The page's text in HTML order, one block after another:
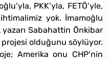
PKK’yla, FETÖ’yle,
yok. İmamoğlu
yazarı Sabahattin Önkibar
olduğunu söylüyor.
Amerika onu CHP’nin